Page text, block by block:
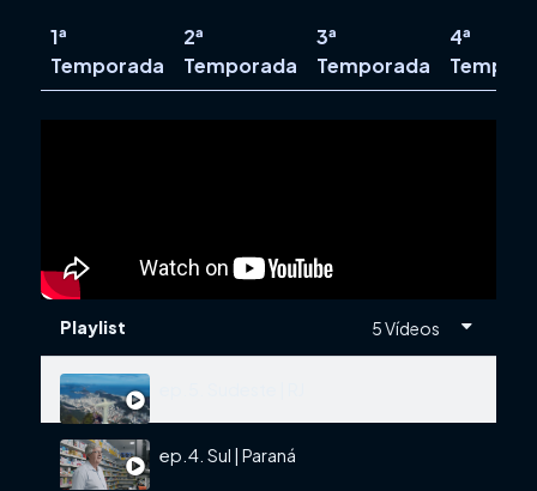
1ª
Temporada
2ª
Temporada
3ª
Temporada
4ª
Playlist 5 Vídeos
ep.4. Sul | Paraná